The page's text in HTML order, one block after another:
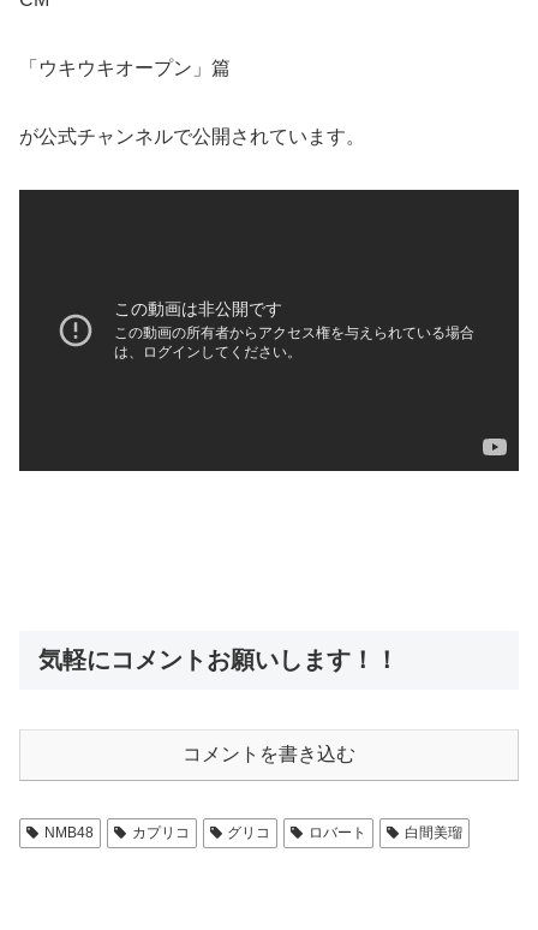
「ウキウキオープン」篇
が公式チャンネルで公開されています。
気軽にコメントお願いします！！
コメントを書き込む
NMB48 カプリコ グリコ ロバート 白間美瑠